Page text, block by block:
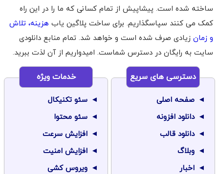
ساخته شده است. پیشاپیش از تمام کسانی که ما را در این راه
کمک می کنند سپاسگذاریم. برای ساخت پلاگین یاب هزینه، تلاش
و زمان زیادی صرف شده است و خواهد شد. تمام منابع دانلودی
سایت به رایگان در دسترس شماست. امیدواریم از آن لذت ببرید.
دسترسی های سریع
صفحه اصلی
دانلود افزونه
دانلود قالب
وبلاگ
اخبار
خدمات ویژه
سئو تکنیکال
سئو محتوا
افزایش سرعت
افزایش امنیت
ویروس کشی